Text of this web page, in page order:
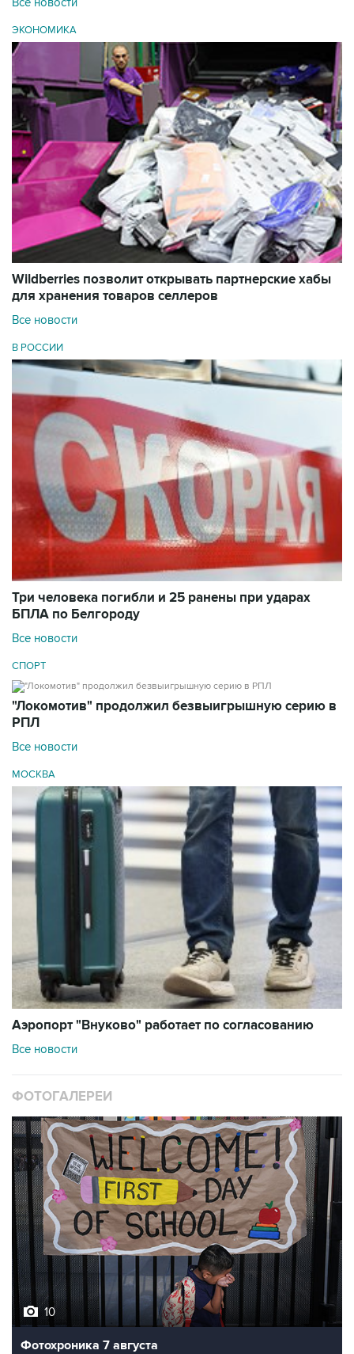
ЭКОНОМИКА
Wildberries позволит открывать партнерские хабы
для хранения товаров селлеров
Все новости
В РОССИИ
Три человека погибли и 25 ранены при ударах
БПЛА по Белгороду
Все новости
СПОРТ
"Локомотив" продолжил безвыигрышную серию в
РПЛ
Все новости
МОСКВА
Аэропорт "Внуково" работает по согласованию
Все новости
ФОТОГАЛЕРЕИ
10
Фотохроника 7 августа